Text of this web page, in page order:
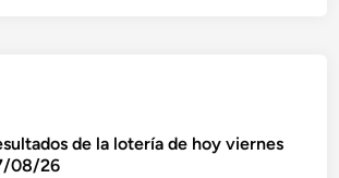
de la lotería de hoy viernes
08/26